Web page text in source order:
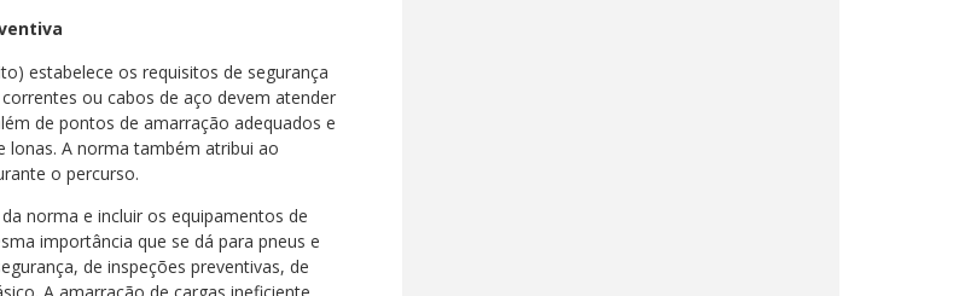
estabelece os requisitos de segurança
ou cabos de aço devem atender
de pontos de amarração adequados e
lonas. A norma também atribui ao
o percurso.
norma e incluir os equipamentos de
importância que se dá para pneus e
de inspeções preventivas, de